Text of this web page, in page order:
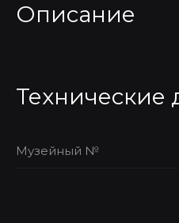
Описание
Технические
Музейный №